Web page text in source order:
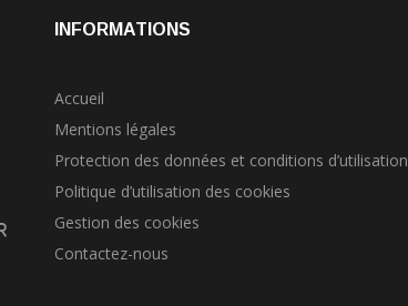
INFORMATIONS
Accueil
Mentions légales
Protection des données et conditions d’utilisation
Politique d’utilisation des cookies
Gestion des cookies
Contactez-nous